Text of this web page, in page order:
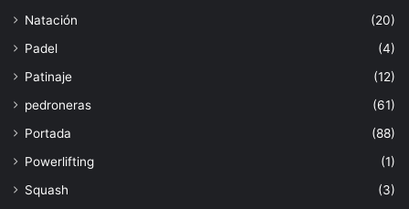
Natación
(20)
Padel
(4)
Patinaje
(12)
pedroneras
(61)
Portada
(88)
Powerlifting
(1)
Squash
(3)